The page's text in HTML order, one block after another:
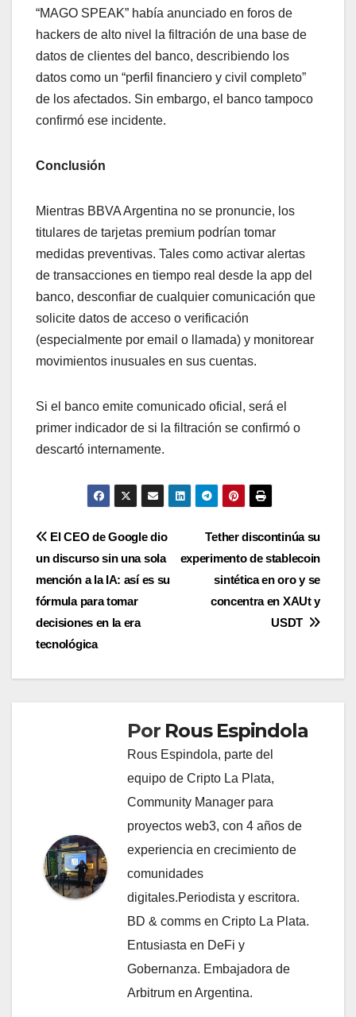
“MAGO SPEAK” había anunciado en foros de
hackers de alto nivel la filtración de una base de
datos de clientes del banco, describiendo los
datos como un “perfil financiero y civil completo”
de los afectados. Sin embargo, el banco tampoco
confirmó ese incidente.
Conclusión
Mientras BBVA Argentina no se pronuncie, los
titulares de tarjetas premium podrían tomar
medidas preventivas. Tales como activar alertas
de transacciones en tiempo real desde la app del
banco, desconfiar de cualquier comunicación que
solicite datos de acceso o verificación
(especialmente por email o llamada) y monitorear
movimientos inusuales en sus cuentas.
Si el banco emite comunicado oficial, será el
primer indicador de si la filtración se confirmó o
descartó internamente.
Navegación
de
entradas
Tether discontinúa su
experimento de stablecoin
sintética en oro y se
concentra en XAUt y
USDT
El CEO de Google dio
un discurso sin una sola
mención a la IA: así es su
fórmula para tomar
decisiones en la era
tecnológica
Por Rous Espindola
Rous Espindola, parte del
equipo de Cripto La Plata,
Community Manager para
proyectos web3, con 4 años de
experiencia en crecimiento de
comunidades
digitales.Periodista y escritora.
BD & comms en Cripto La Plata.
Entusiasta en DeFi y
Gobernanza. Embajadora de
Arbitrum en Argentina.